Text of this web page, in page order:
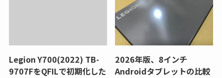
Legion Y700(2022) TB-
9707FをQFILで初期化した
2026年版、8インチ
Androidタブレットの比較